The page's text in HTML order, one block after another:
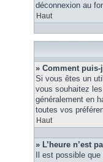
déconnexion au
Haut
» Comment
Si vous êtes un
vous souhaitez
généralement en
toutes vos
Haut
» L’heure n’est
Il est possible